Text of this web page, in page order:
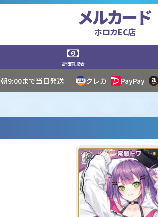
メルカード
ホロカEC店
高価買取表
朝9:00まで当日発送 クレカ PayPay